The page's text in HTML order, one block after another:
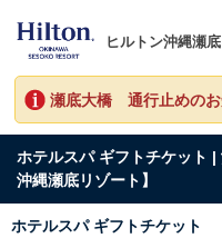
ヒルトン沖縄瀬
瀬底大橋 通行止めの
ホテルスパ ギフトチケット
沖縄瀬底リゾート】
ホテルスパ ギフトチケット